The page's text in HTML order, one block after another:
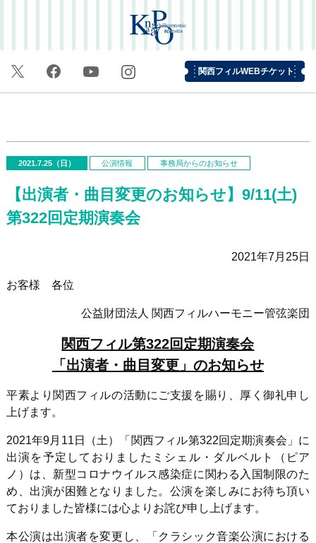
関西フィルWEBチケット
2021.7.25（日） 公演情報 事務局からのお知らせ
【出演者・曲目変更のお知らせ】9/11(土)
第322回定期演奏会
2021年7月25日
お客様 各位
公益財団法人 関西フィルハーモニー管弦楽団
関西フィル第322回定期演奏会
「出演者・曲目変更」のお知らせ
平素より関西フィルの活動にご支援を賜り、厚く御礼申し
上げます。
2021年9月11日（土）「関西フィル第322回定期演奏会」に
出演を予定しておりましたミシェル・ダルベルト（ピア
ノ）は、新型コロナウイルス感染症に関わる入国制限のた
め、出演が困難となりました。公演を楽しみにお待ち頂い
ておりました皆様には心よりお詫び申し上げます。
本公演は出演者を変更し、「クラシック音楽公演における